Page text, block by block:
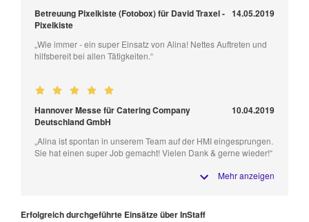
Betreuung Pixelkiste (Fotobox) für David Traxel -
Pixelkiste
14.05.2019
„Wie immer - ein super Einsatz von Alina! Nettes Auftreten und
hilfsbereit bei allen Tätigkeiten.“
Hannover Messe für Catering Company
Deutschland GmbH
10.04.2019
„Alina ist spontan in unserem Team auf der HMI eingesprungen.
Sie hat einen super Job gemacht! Vielen Dank & gerne wieder!“
Mehr anzeigen
Erfolgreich durchgeführte Einsätze über InStaff